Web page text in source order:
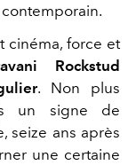
cinéma, force et
Rockstud
. Non plus
un signe de
seize ans après
une certaine